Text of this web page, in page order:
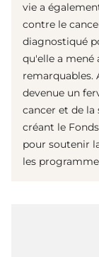
vie a
contre le
diagnostiqué
qu'elle a mené
remarquables.
devenue un
cancer et de la
créant le
pour soutenir
les